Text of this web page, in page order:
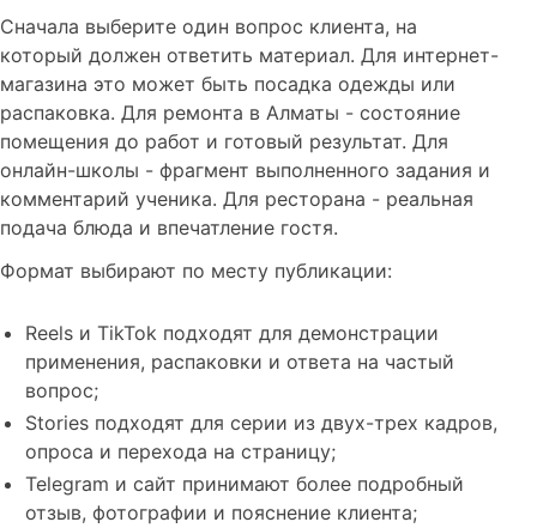
Сначала выберите один вопрос клиента, на
который должен ответить материал. Для интернет-
магазина это может быть посадка одежды или
распаковка. Для ремонта в Алматы - состояние
помещения до работ и готовый результат. Для
онлайн-школы - фрагмент выполненного задания и
комментарий ученика. Для ресторана - реальная
подача блюда и впечатление гостя.
Формат выбирают по месту публикации:
Reels и TikTok подходят для демонстрации
применения, распаковки и ответа на частый
вопрос;
Stories подходят для серии из двух-трех кадров,
опроса и перехода на страницу;
Telegram и сайт принимают более подробный
отзыв, фотографии и пояснение клиента;